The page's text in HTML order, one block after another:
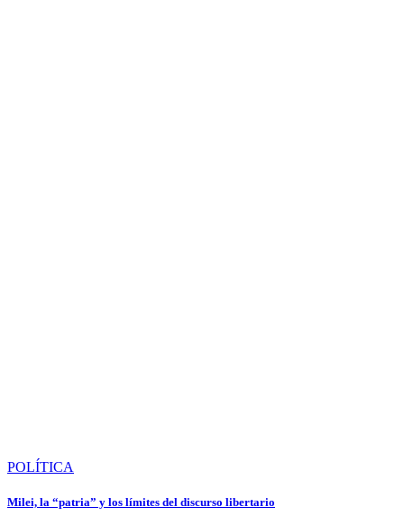
POLÍTICA
Milei, la “patria” y los límites del discurso libertario